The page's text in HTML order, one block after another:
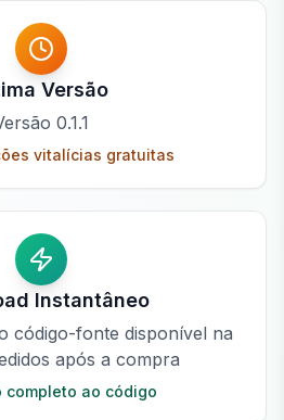
Versão
0.1.1
vitalícias gratuitas
Instantâneo
código-fonte disponível na
após a compra
completo ao código